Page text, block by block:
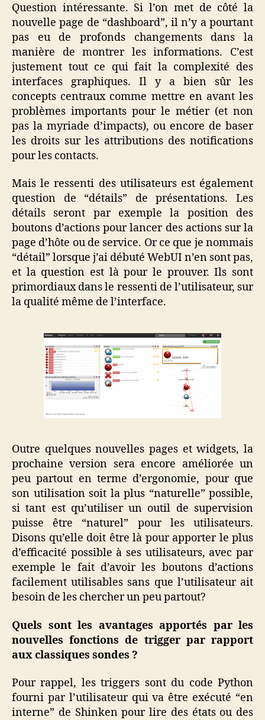
Question intéressante. Si l’on met de côté la
nouvelle page de “dashboard”, il n’y a pourtant
pas eu de profonds changements dans la
manière de montrer les informations. C’est
justement tout ce qui fait la complexité des
interfaces graphiques. Il y a bien sûr les
concepts centraux comme mettre en avant les
problèmes importants pour le métier (et non
pas la myriade d’impacts), ou encore de baser
les droits sur les attributions des notifications
pour les contacts.
Mais le ressenti des utilisateurs est également
question de “détails” de présentations. Les
détails seront par exemple la position des
boutons d’actions pour lancer des actions sur la
page d’hôte ou de service. Or ce que je nommais
“détail” lorsque j’ai débuté WebUI n’en sont pas,
et la question est là pour le prouver. Ils sont
primordiaux dans le ressenti de l’utilisateur, sur
la qualité même de l’interface.
Outre quelques nouvelles pages et widgets, la
prochaine version sera encore améliorée un
peu partout en terme d’ergonomie, pour que
son utilisation soit la plus “naturelle” possible,
si tant est qu’utiliser un outil de supervision
puisse être “naturel” pour les utilisateurs.
Disons qu’elle doit être là pour apporter le plus
d’efficacité possible à ses utilisateurs, avec par
exemple le fait d’avoir les boutons d’actions
facilement utilisables sans que l’utilisateur ait
besoin de les chercher un peu partout?
Quels sont les avantages apportés par les
nouvelles fonctions de trigger par rapport
aux classiques sondes ?
Pour rappel, les triggers sont du code Python
fourni par l’utilisateur qui va être exécuté “en
interne” de Shinken pour lire des états ou des